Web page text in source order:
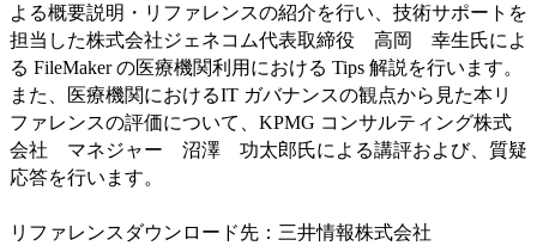
よる概要説明・リファレンスの紹介を行い、技術サポートを
担当した株式会社ジェネコム代表取締役 高岡 幸生氏によ
る FileMaker の医療機関利用における Tips 解説を行います。
また、医療機関におけるIT ガバナンスの観点から見た本リ
ファレンスの評価について、KPMG コンサルティング株式
会社 マネジャー 沼澤 功太郎氏による講評および、質疑
応答を行います。
リファレンスダウンロード先：三井情報株式会社